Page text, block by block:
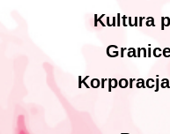
Kultura